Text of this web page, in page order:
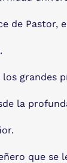
de Pastor,
grandes
la
que se